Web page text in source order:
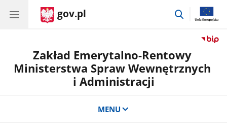
gov.pl
przejdź
Zakład Emerytalno-Rentowy
Ministerstwa Spraw Wewnętrznych
i Administracji
MENU